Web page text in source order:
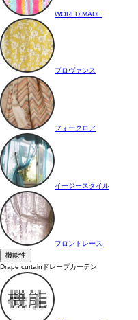
WORLD MADE
プロヴァンス
フォークロア
イージースタイル
フロントレース
機能性
Drape curtain ドレープカーテン